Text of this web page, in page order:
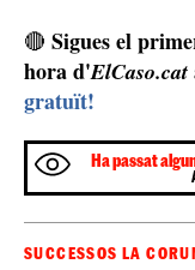
🔴 Sigues el
hora d'ElCaso.cat
gratuït!
Ha passat
SUCCESSOS LA